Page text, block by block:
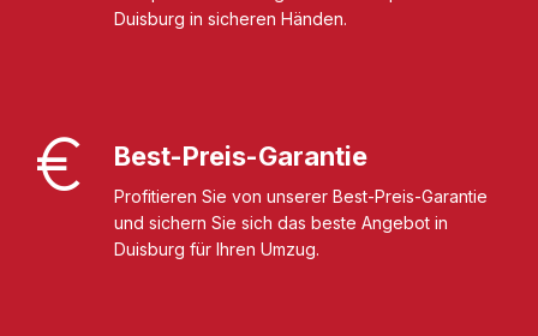
Duisburg in sicheren Händen.
Best-Preis-Garantie
Profitieren Sie von unserer Best-Preis-Garantie
und sichern Sie sich das beste Angebot in
Duisburg für Ihren Umzug.